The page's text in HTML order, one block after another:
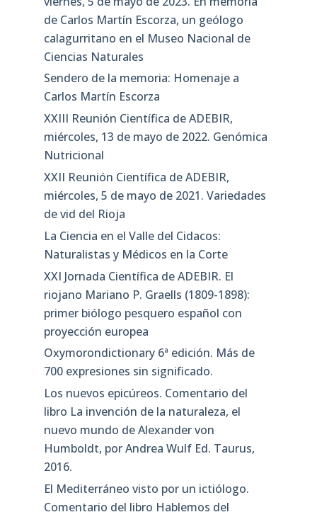
de Carlos Martín Escorza, un geólogo
calagurritano en el Museo Nacional de
Ciencias Naturales
Sendero de la memoria: Homenaje a
Carlos Martín Escorza
XXIII Reunión Científica de ADEBIR,
miércoles, 13 de mayo de 2022. Genómica
Nutricional
XXII Reunión Científica de ADEBIR,
miércoles, 5 de mayo de 2021. Variedades
de vid del Rioja
La Ciencia en el Valle del Cidacos:
Naturalistas y Médicos en la Corte
XXI Jornada Científica de ADEBIR. El
riojano Mariano P. Graells (1809-1898):
primer biólogo pesquero español con
proyección europea
Oxymorondictionary 6ª edición. Más de
700 expresiones sin significado.
Los nuevos epicúreos. Comentario del
libro La invención de la naturaleza, el
nuevo mundo de Alexander von
Humboldt, por Andrea Wulf Ed. Taurus,
2016.
El Mediterráneo visto por un ictiólogo.
Comentario del libro Hablemos del